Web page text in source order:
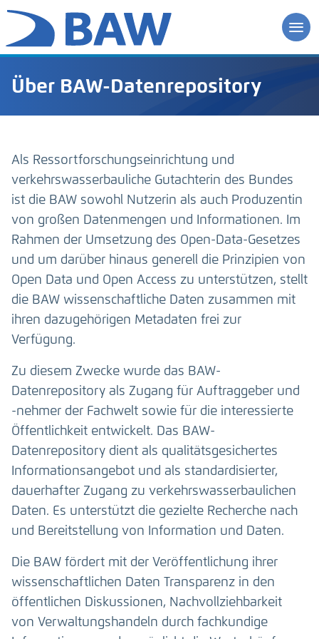
Über BAW-Datenrepository
Als Ressortforschungseinrichtung und
verkehrswasserbauliche Gutachterin des Bundes
ist die BAW sowohl Nutzerin als auch Produzentin
von großen Datenmengen und Informationen. Im
Rahmen der Umsetzung des Open-Data-Gesetzes
und um darüber hinaus generell die Prinzipien von
Open Data und Open Access zu unterstützen, stellt
die BAW wissenschaftliche Daten zusammen mit
ihren dazugehörigen Metadaten frei zur
Verfügung.
Zu diesem Zwecke wurde das BAW-
Datenrepository als Zugang für Auftraggeber und
-nehmer der Fachwelt sowie für die interessierte
Öffentlichkeit entwickelt. Das BAW-
Datenrepository dient als qualitätsgesichertes
Informationsangebot und als standardisierter,
dauerhafter Zugang zu verkehrswasserbaulichen
Daten. Es unterstützt die gezielte Recherche nach
und Bereitstellung von Information und Daten.
Die BAW fördert mit der Veröffentlichung ihrer
wissenschaftlichen Daten Transparenz in den
öffentlichen Diskussionen, Nachvollziehbarkeit
von Verwaltungshandeln durch fachkundige